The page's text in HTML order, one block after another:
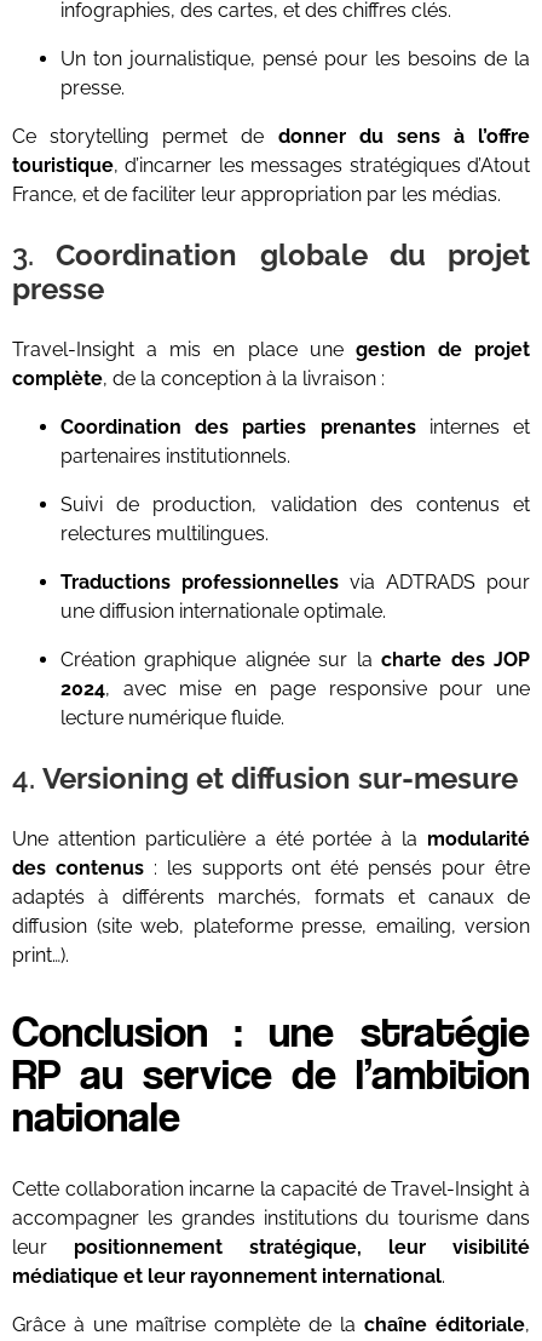
infographies, des cartes, et des chiffres clés.
Un ton journalistique, pensé pour les besoins de la
presse.
Ce storytelling permet de donner du sens à l’offre
touristique, d’incarner les messages stratégiques d’Atout
France, et de faciliter leur appropriation par les médias.
3.Coordination globale du projet
presse
Travel-Insight a mis en place une gestion de projet
complète, de la conception à la livraison :
Coordination des parties prenantesinternes et
partenaires institutionnels.
Suivi de production, validation des contenus et
relectures multilingues.
Traductions professionnelles via ADTRADS pour
une diffusion internationale optimale.
Création graphique alignée sur lacharte des JOP
2024, avec mise en page responsive pour une
lecture numérique fluide.
4. Versioning et diffusion sur-mesure
Une attention particulière a été portée à la modularité
des contenus: les supports ont été pensés pour être
adaptés à différents marchés, formats et canaux de
diffusion (site web, plateforme presse, emailing, version
print…).
Conclusion : une stratégie
RP au service de l’ambition
nationale
Cette collaboration incarne la capacité de Travel-Insight à
accompagner les grandes institutions du tourisme dans
leur positionnement stratégique, leur visibilité
médiatique et leur rayonnement international.
Grâce à une maîtrise complète de la chaîne éditoriale,